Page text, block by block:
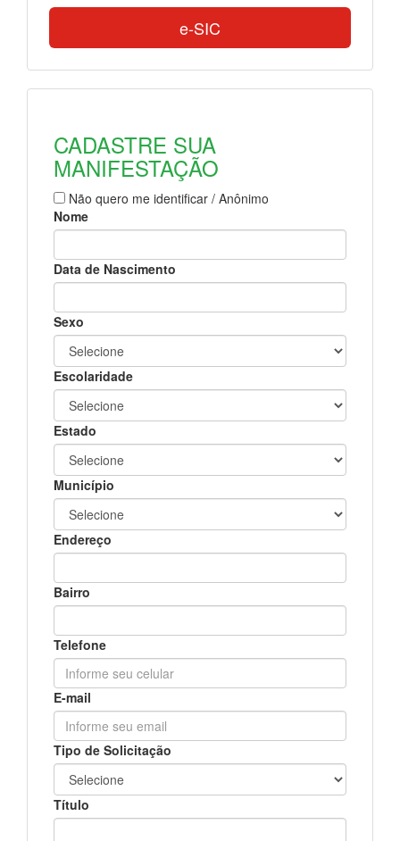
e-SIC
CADASTRE SUA
MANIFESTAÇÃO
Não quero me identificar / Anônimo
Nome
Data de Nascimento
Sexo
Escolaridade
Estado
Município
Endereço
Bairro
Telefone
E-mail
Tipo de Solicitação
Título